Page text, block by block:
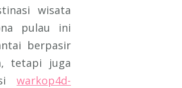
wisata
pulau ini
berpasir
tetapi juga
warkop4d-